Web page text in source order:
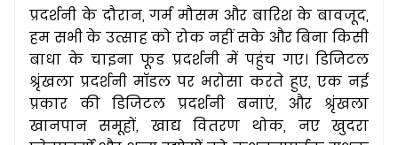
प्रदर्शनी के दौरान, गर्म मौसम और बारिश के बावजूद,
हम सभी के उत्साह को रोक नहीं सके और बिना किसी
बाधा के चाइना फूड प्रदर्शनी में पहुंच गए। डिजिटल
श्रृंखला प्रदर्शनी मॉडल पर भरोसा करते हुए, एक नई
प्रकार की डिजिटल प्रदर्शनी बनाएं, और श्रृंखला
खानपान समूहों, खाद्य वितरण थोक, नए खुदरा